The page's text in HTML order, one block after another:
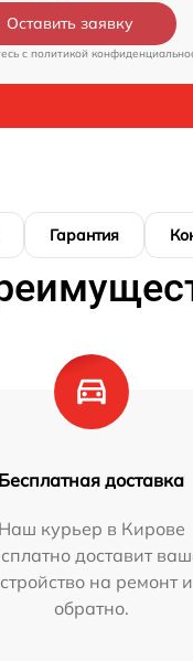
Оставить заявку
c политикой
Гарантия
Бесплатная доставка
Наш курьер в Кирове
доставит
на ремонт и
обратно.